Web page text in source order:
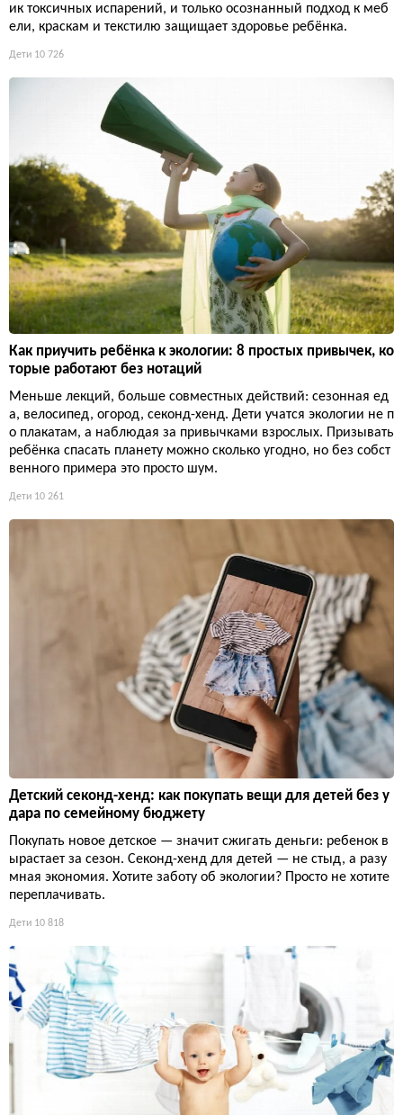
ик токсичных испарений, и только осознанный подход к меб
ели, краскам и текстилю защищает здоровье ребёнка.
Дети 10 726
Как приучить ребёнка к экологии: 8 простых привычек, ко
торые работают без нотаций
Меньше лекций, больше совместных действий: сезонная ед
а, велосипед, огород, секонд-хенд. Дети учатся экологии не п
о плакатам, а наблюдая за привычками взрослых. Призывать
ребёнка спасать планету можно сколько угодно, но без собст
венного примера это просто шум.
Дети 10 261
Детский секонд-хенд: как покупать вещи для детей без у
дара по семейному бюджету
Покупать новое детское — значит сжигать деньги: ребенок в
ырастает за сезон. Секонд-хенд для детей — не стыд, а разу
мная экономия. Хотите заботу об экологии? Просто не хотите
переплачивать.
Дети 10 818